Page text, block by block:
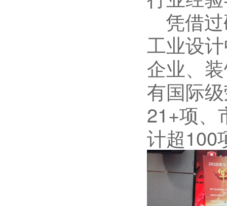
凭借
工业设
企业、
有国际
21+项、
计超100